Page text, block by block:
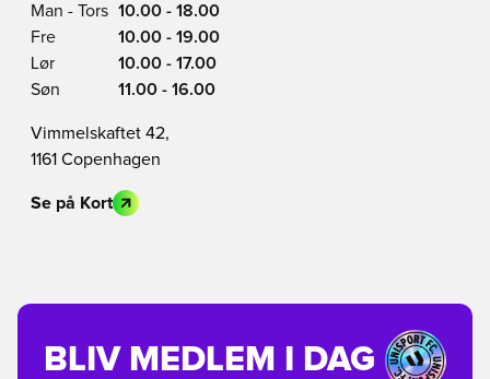
Man - Tors 10.00 - 18.00
Fre
10.00 - 19.00
Lør
10.00 - 17.00
Søn
11.00 - 16.00
Vimmelskaftet 42,
1161 Copenhagen
Se på Kort
BLIV MEDLEM I DAG